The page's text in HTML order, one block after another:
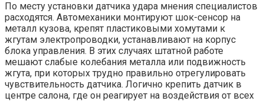
По месту установки датчика удара мнения специалистов
расходятся. Автомеханики монтируют шок-сенсор на
металл кузова, крепят пластиковыми хомутами к
жгутам электропроводки, устанавливают на корпус
блока управления. В этих случаях штатной работе
мешают слабые колебания металла или подвижность
жгута, при которых трудно правильно отрегулировать
чувствительность датчика. Логично крепить датчик в
центре салона, где он реагирует на воздействия от всех